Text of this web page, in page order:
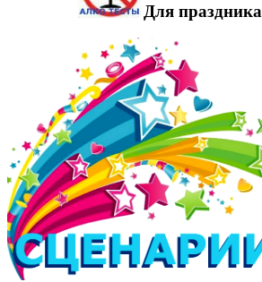
Для праздника